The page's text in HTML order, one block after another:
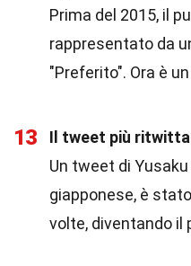
Prima del 2015, il
rappresentato da
"Preferito". Ora è
13
Il tweet più
Un tweet di
giapponese, è
volte, diventando